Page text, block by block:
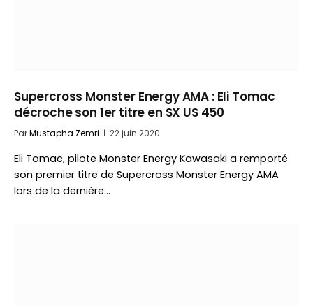
Supercross Monster Energy AMA : Eli Tomac
décroche son 1er titre en SX US 450
ParMustapha Zemri 22 juin 2020
Eli Tomac, pilote Monster Energy Kawasaki a remporté
son premier titre de Supercross Monster Energy AMA
lors de la dernière…